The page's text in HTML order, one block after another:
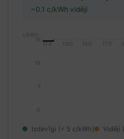
~0.1 c/kWh vidēji
c/kWh
0
5
10
15
11:00 13:00 15:00 17:00
Izdevīgi (< 5 c/kWh) Vidēji